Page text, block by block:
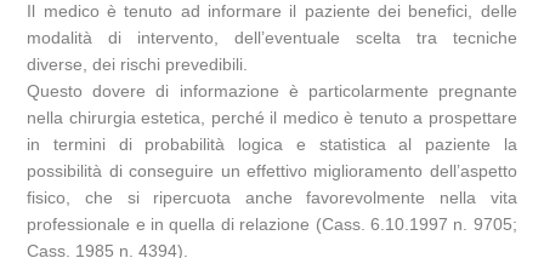
Il medico è tenuto ad informare il paziente dei benefici, delle
modalità di intervento, dell’eventuale scelta tra tecniche
diverse, dei rischi prevedibili.
Questo dovere di informazione è particolarmente pregnante
nella chirurgia estetica, perché il medico è tenuto a prospettare
in termini di probabilità logica e statistica al paziente la
possibilità di conseguire un effettivo miglioramento dell’aspetto
fisico, che si ripercuota anche favorevolmente nella vita
professionale e in quella di relazione (Cass. 6.10.1997 n. 9705;
Cass. 1985 n. 4394).